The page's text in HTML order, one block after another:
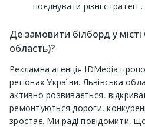
поєднувати різні стратегії.
Де замовити білборд у
область)?
Рекламна агенція IDMedia
регіонах України. Львівська
активно розвивається,
ремонтуються дороги,
зростає. Ми раді повідомити,